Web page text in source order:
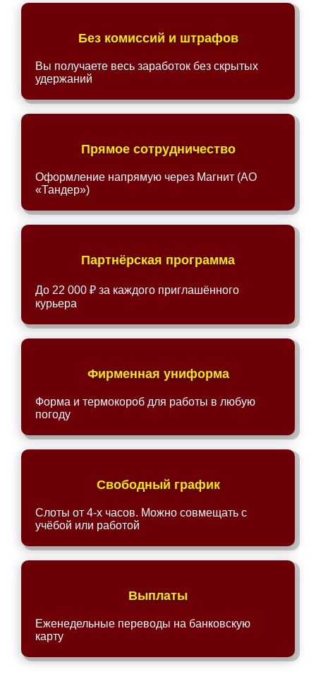
Без комиссий и штрафов
Вы получаете весь заработок без скрытых
удержаний
Прямое сотрудничество
Оформление напрямую через Магнит (АО
«Тандер»)
Партнёрская программа
До 22 000 ₽ за каждого приглашённого
курьера
Фирменная униформа
Форма и термокороб для работы в любую
погоду
Свободный график
Слоты от 4-х часов. Можно совмещать с
учёбой или работой
Выплаты
Еженедельные переводы на банковскую
карту